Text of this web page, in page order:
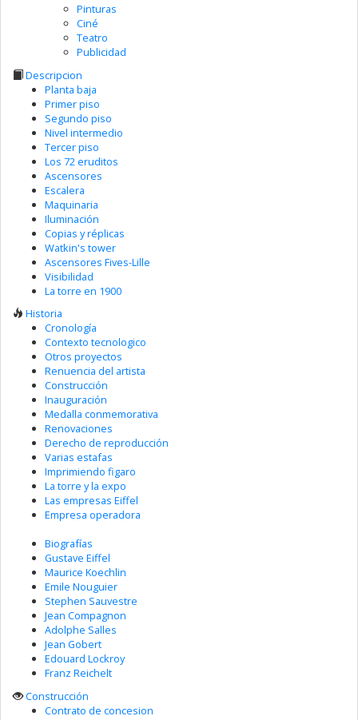
Pinturas
Ciné
Teatro
Publicidad
Descripcion
Planta baja
Primer piso
Segundo piso
Nivel intermedio
Tercer piso
Los 72 eruditos
Ascensores
Escalera
Maquinaria
Iluminación
Copias y réplicas
Watkin's tower
Ascensores Fives-Lille
Visibilidad
La torre en 1900
Historia
Cronología
Contexto tecnologico
Otros proyectos
Renuencia del artista
Construcción
Inauguración
Medalla conmemorativa
Renovaciones
Derecho de reproducción
Varias estafas
Imprimiendo figaro
La torre y la expo
Las empresas Eiffel
Empresa operadora
Biografías
Gustave Eiffel
Maurice Koechlin
Emile Nouguier
Stephen Sauvestre
Jean Compagnon
Adolphe Salles
Jean Gobert
Edouard Lockroy
Franz Reichelt
Construcción
Contrato de concesion